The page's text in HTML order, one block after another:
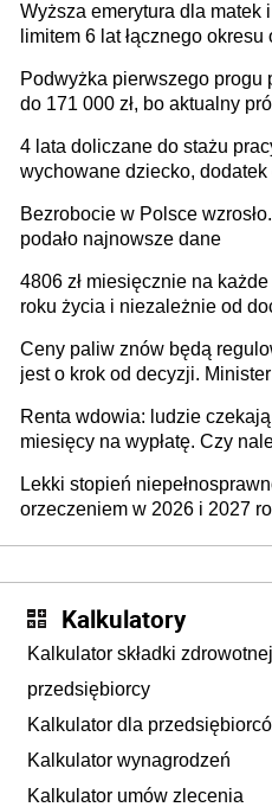
sprawie iluzorycznego
Wyższa emerytura dla matek
limitem 6 lat łącznego okresu
świadczenia emerytalnego –
Ministerstwie Rodziny, Pracy
Społecznej
Podwyżka pierwszego progu
do 171 000 zł, bo aktualny
– zapadła decyzja Sejmu
4 lata doliczane do stażu
wychowane dziecko, dodatek
dla rodziców trójki dzieci.
sejmowej komisji
Bezrobocie w Polsce
podało najnowsze dane
4806 zł miesięcznie na
roku życia i niezależnie od
ma odwrócić trend spadku
Polsce
Ceny paliw znów będą
jest o krok od decyzji.
Renta wdowia: ludzie
miesięcy na wypłatę. Czy
Lekki stopień
orzeczeniem w 2026 i 2027
Kalkulatory
Kalkulator składki
przedsiębiorcy
Kalkulator dla
Kalkulator wynagrodzeń
Kalkulator umów zlecenia